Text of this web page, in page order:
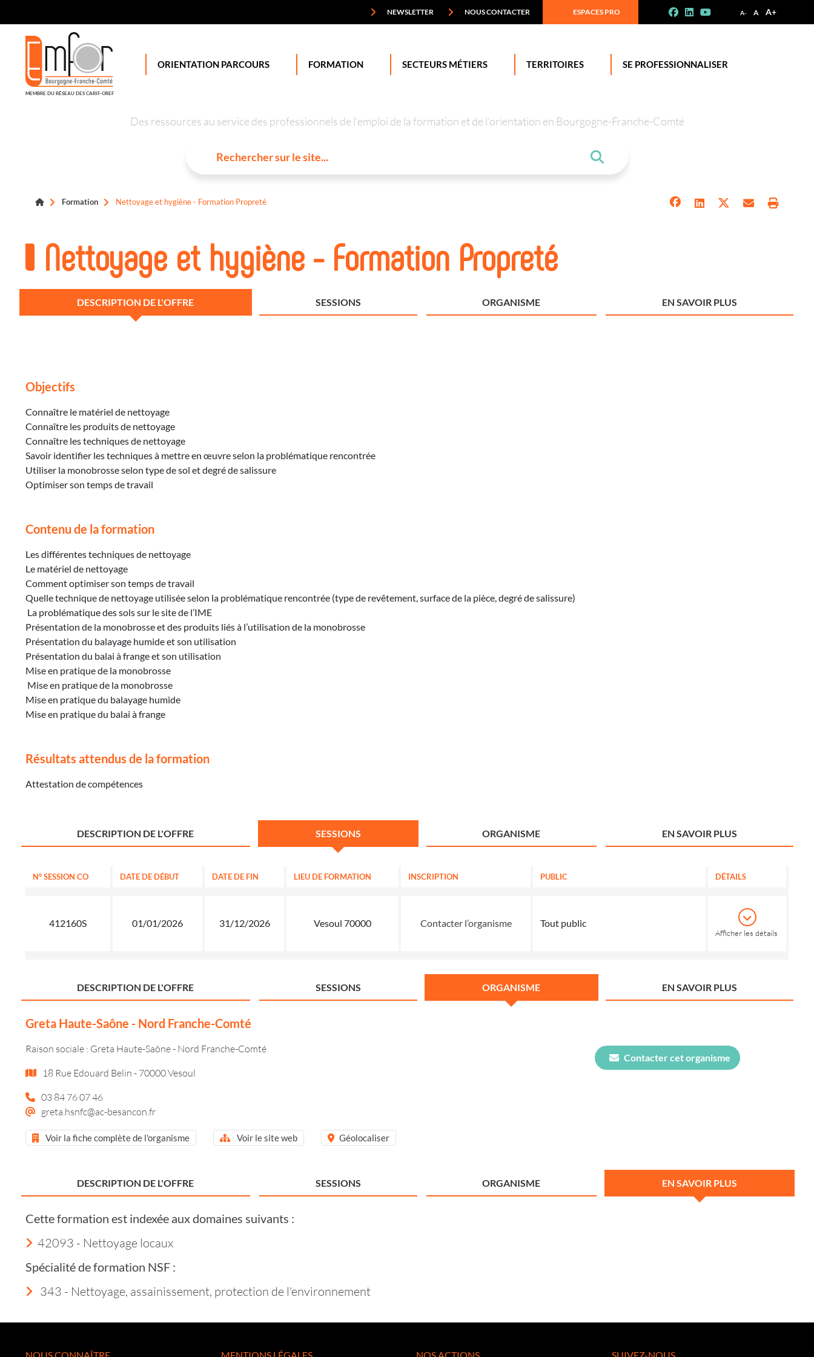
A- A A+
NEWSLETTER NOUS CONTACTER ESPACES PRO
MEMBRE DU RÉSEAU DES CARIF-OREF
ORIENTATION PARCOURS FORMATION SECTEURS MÉTIERS TERRITOIRES SE PROFESSIONNALISER
Des ressources au service des professionnels de l’emploi de la formation et de l’orientation en Bourgogne-Franche-Comté
Formation Nettoyage et hygiène - Formation Propreté
Nettoyage et hygiène - Formation Propreté
DESCRIPTION DE L'OFFRE SESSIONS ORGANISME EN SAVOIR PLUS
Objectifs
Connaître le matériel de nettoyage
Connaître les produits de nettoyage
Connaître les techniques de nettoyage
Savoir identifier les techniques à mettre en œuvre selon la problématique rencontrée
Utiliser la monobrosse selon type de sol et degré de salissure
Optimiser son temps de travail
Contenu de la formation
Les différentes techniques de nettoyage
Le matériel de nettoyage
Comment optimiser son temps de travail
Quelle technique de nettoyage utilisée selon la problématique rencontrée (type de revêtement, surface de la pièce, degré de salissure)
La problématique des sols sur le site de l’IME
Présentation de la monobrosse et des produits liés à l’utilisation de la monobrosse
Présentation du balayage humide et son utilisation
Présentation du balai à frange et son utilisation
Mise en pratique de la monobrosse
Mise en pratique de la monobrosse
Mise en pratique du balayage humide
Mise en pratique du balai à frange
Résultats attendus de la formation
Attestation de compétences
DESCRIPTION DE L'OFFRE SESSIONS ORGANISME EN SAVOIR PLUS
N° SESSION CO DATE DE DÉBUT DATE DE FIN LIEU DE FORMATION INSCRIPTION PUBLIC DÉTAILS
412160S 01/01/2026 31/12/2026 Vesoul 70000 Contacter l’organisme Tout public
Afficher les détails
DESCRIPTION DE L'OFFRE SESSIONS ORGANISME EN SAVOIR PLUS
Greta Haute-Saône - Nord Franche-Comté
Raison sociale : Greta Haute-Saône - Nord Franche-Comté
18 Rue Edouard Belin - 70000 Vesoul
03 84 76 07 46
greta.hsnfc@ac-besancon.fr
Voir la fiche complète de l'organisme Voir le site web Géolocaliser
Contacter cet organisme
DESCRIPTION DE L'OFFRE SESSIONS ORGANISME EN SAVOIR PLUS
Cette formation est indexée aux domaines suivants :
42093 - Nettoyage locaux
Spécialité de formation NSF :
343 - Nettoyage, assainissement, protection de l'environnement